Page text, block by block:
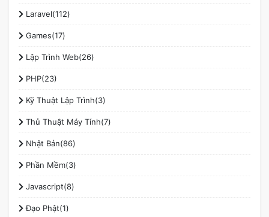
Laravel(112)
Games(17)
Lập Trình Web(26)
PHP(23)
Kỹ Thuật Lập Trình(3)
Thủ Thuật Máy Tính(7)
Nhật Bản(86)
Phần Mềm(3)
Javascript(8)
Đạo Phật(1)